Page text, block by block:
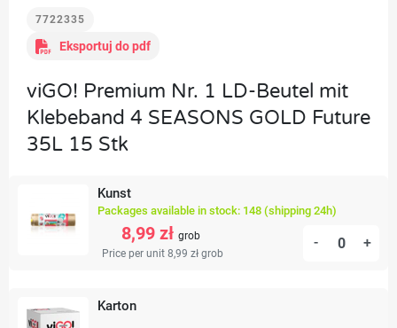
7722335
Eksportuj do pdf
viGO! Premium Nr. 1 LD-Beutel mit
Klebeband 4 SEASONS GOLD Future
35L 15 Stk
Kunst
Packages available in stock: 148 (shipping 24h)
8,99 zł grob
Price per unit 8,99 zł grob
- +
Karton